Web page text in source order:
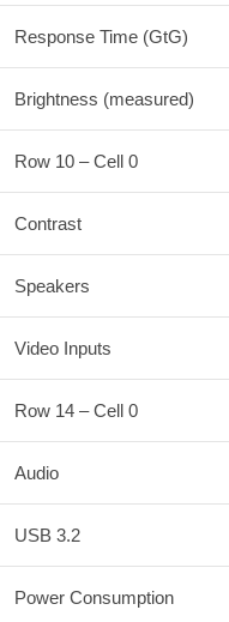
Response Time (GtG)
Brightness (measured)
Row 10 – Cell 0
Contrast
Speakers
Video Inputs
Row 14 – Cell 0
Audio
USB 3.2
Power Consumption